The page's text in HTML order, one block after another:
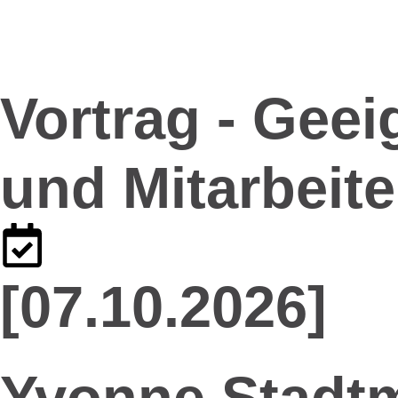
Vortrag -
und
[07.10.2026]